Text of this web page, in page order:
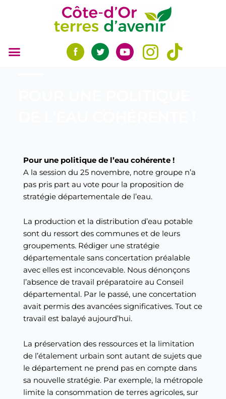
Pour une politique de l’eau cohérente !
A la session du 25 novembre, notre groupe n’a
pas pris part au vote pour la proposition de
stratégie départementale de l’eau.
La production et la distribution d’eau potable
sont du ressort des communes et de leurs
groupements. Rédiger une stratégie
départementale sans concertation préalable
avec elles est inconcevable. Nous dénonçons
l’absence de travail préparatoire au Conseil
départemental. Par le passé, une concertation
avait permis des avancées significatives. Tout ce
travail est balayé aujourd’hui.
La préservation des ressources et la limitation
de l’étalement urbain sont autant de sujets que
le département ne prend pas en compte dans
sa nouvelle stratégie. Par exemple, la métropole
limite la consommation de terres agricoles, sur